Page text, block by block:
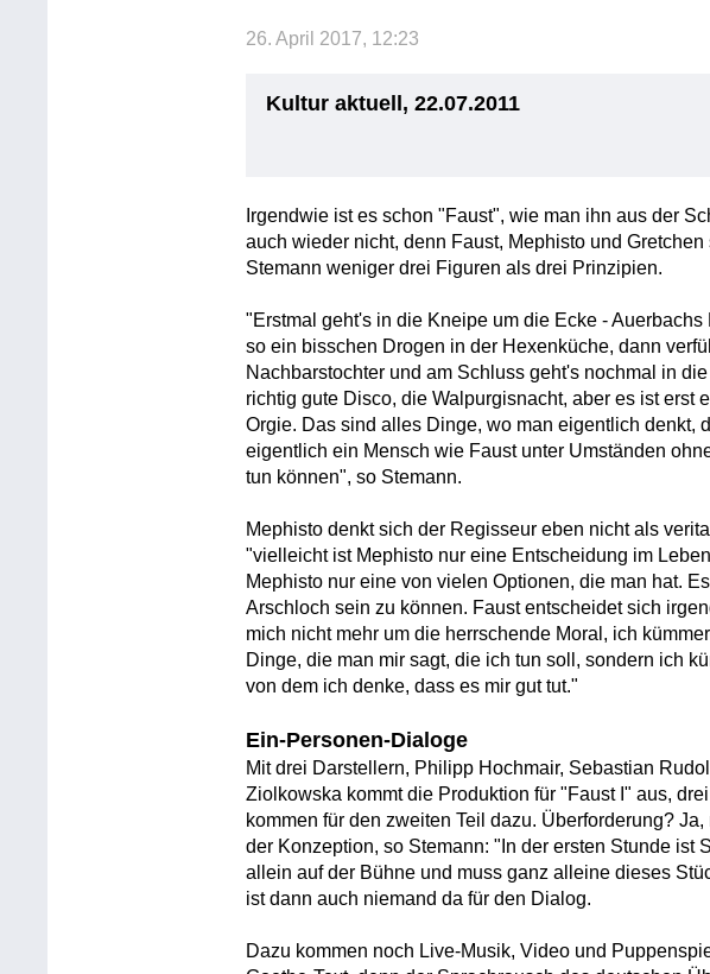
26. April 2017, 12:23
Kultur aktuell, 22.07.2011
Irgendwie ist es schon "Faust", wie man ihn aus der
auch wieder nicht, denn Faust, Mephisto und
Stemann weniger drei Figuren als drei Prinzipien.
"Erstmal geht's in die Kneipe um die Ecke - Auerbachs
so ein bisschen Drogen in der Hexenküche, dann
Nachbarstochter und am Schluss geht's nochmal in
richtig gute Disco, die Walpurgisnacht, aber es ist erst
Orgie. Das sind alles Dinge, wo man eigentlich denkt,
eigentlich ein Mensch wie Faust unter Umständen
tun können", so Stemann.
Mephisto denkt sich der Regisseur eben nicht als
"vielleicht ist Mephisto nur eine Entscheidung im
Mephisto nur eine von vielen Optionen, die man hat.
Arschloch sein zu können. Faust entscheidet sich
mich nicht mehr um die herrschende Moral, ich
Dinge, die man mir sagt, die ich tun soll, sondern ich
von dem ich denke, dass es mir gut tut."
Ein-Personen-Dialoge
Mit drei Darstellern, Philipp Hochmair, Sebastian
Ziolkowska kommt die Produktion für "Faust I" aus,
kommen für den zweiten Teil dazu. Überforderung? Ja,
der Konzeption, so Stemann: "In der ersten Stunde ist
allein auf der Bühne und muss ganz alleine dieses
ist dann auch niemand da für den Dialog.
Dazu kommen noch Live-Musik, Video und